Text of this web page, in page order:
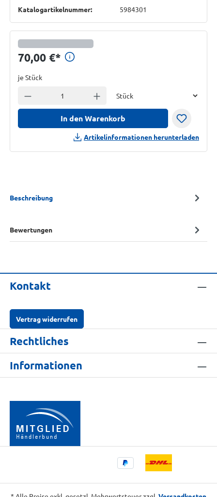
Katalogartikelnummer:
5984301
70,00 €* Preisinformationen anzeigen
je Stück
Anzahl verringern Anzahl erhöhen
In den Warenkorb
Artikelinformationen herunterladen
Beschreibung
Bewertungen
Kontakt
Vertrag widerrufen
Rechtliches
Informationen